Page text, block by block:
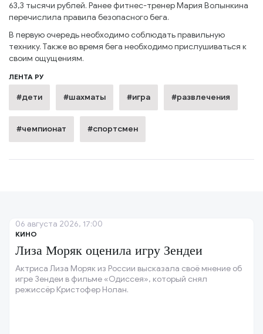
63,3 тысячи рублей. Ранее фитнес-тренер Мария Волынкина
перечислила правила безопасного бега.
В первую очередь необходимо соблюдать правильную
технику. Также во время бега необходимо прислушиваться к
своим ощущениям.
ЛЕНТА РУ
#дети #шахматы #игра #развлечения
#чемпионат #спортсмен
КИНО
Лиза Моряк оценила игру Зендеи
Актриса Лиза Моряк из России высказала своё мнение об
игре Зендеи в фильме «Одиссея», который снял
режиссёр Кристофер Нолан.
06 августа 2026, 17:00